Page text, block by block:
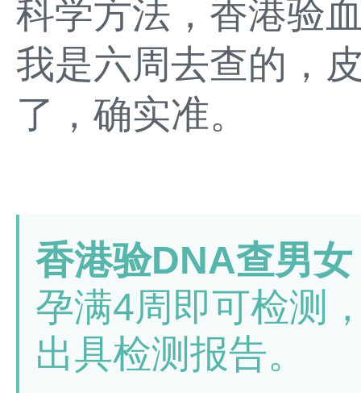
科学方法，香港验
我是六周去查的，
了，确实准。
香港验DNA查男
孕满4周即可检测
出具检测报告。